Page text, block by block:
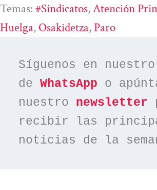
Temas: #sindicatos, Atención
Huelga, Osakidetza, Paro
Síguenos en
de WhatsApp o
nuestro newsletter
recibir las
noticias de la